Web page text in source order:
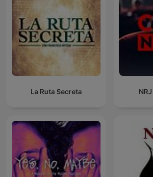
La Ruta Secreta